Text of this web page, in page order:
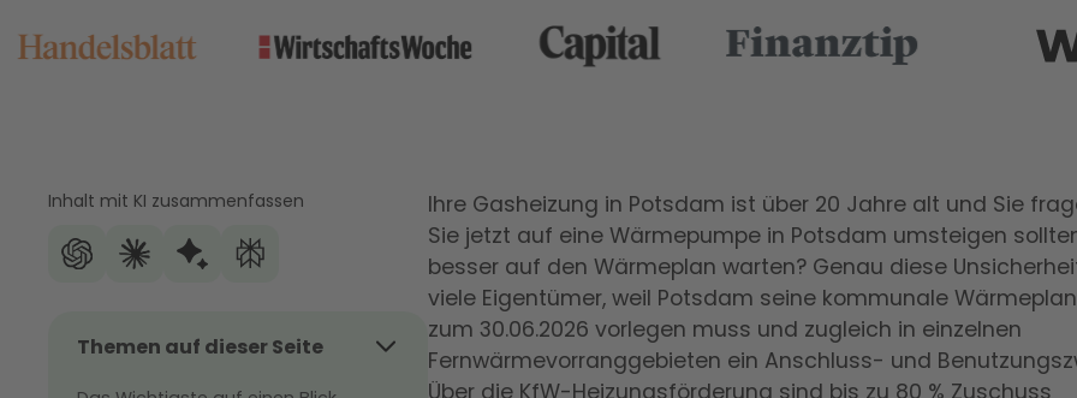
Inhalt mit KI zusammenfassen
Themen auf dieser Seite
Ihre Gasheizung in Potsdam ist über 20 Jahre alt und Sie
Sie jetzt auf eine Wärmepumpe in Potsdam umsteigen
besser auf den Wärmeplan warten? Genau diese
viele Eigentümer, weil Potsdam seine kommunale
zum 30.06.2026 vorlegen muss und zugleich in einzelnen
Fernwärmevorranggebieten ein Anschluss- und
Über die KfW-Heizungsförderung sind bis zu 80 % Zuschuss